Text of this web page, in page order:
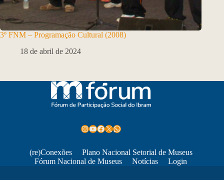
3º FNM – Programação Cultural (2008)
18 de abril de 2024
Instagram
Youtube
Facebook
X WhatsApp
(re)Conexões
Plano Nacional Setorial de Museus
Fórum Nacional de Museus
Notícias Login